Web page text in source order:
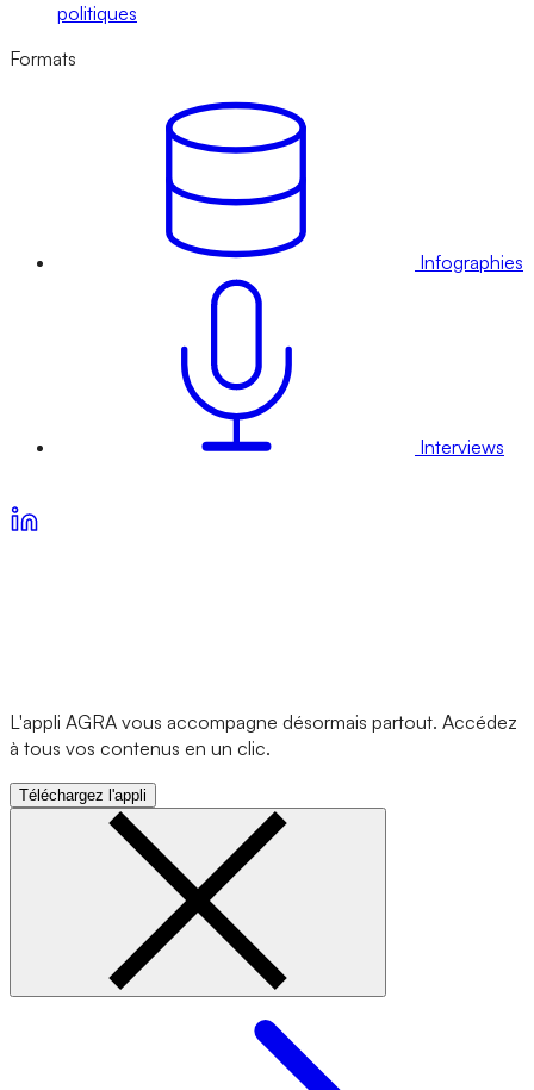
politiques
Formats
Infographies
Interviews
L'appli AGRA vous accompagne désormais partout. Accédez
à tous vos contenus en un clic.
Téléchargez l'appli